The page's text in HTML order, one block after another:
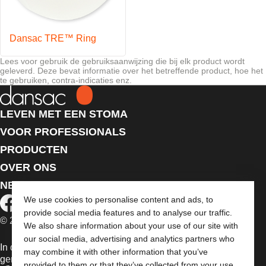
We use cookies to personalise content and ads, to
provide social media features and to analyse our traffic.
We also share information about your use of our site with
our social media, advertising and analytics partners who
may combine it with other information that you’ve
Dansac TRE™ Ring
Lees voor gebruik de gebruiksaanwijzing die bij elk product wordt
geleverd. Deze bevat informatie over het betreffende product, hoe het
te gebruiken, contra-indicaties enz.
LEVEN MET EEN STOMA
VOOR PROFESSIONALS
PRODUCTEN
OVER ONS
NEEM CONTACT MET ONS OP
© 2026 Dansac A/S. Alle rechten voorbehouden.
In de EU verkochte medische hulpmiddelen dienen
gemarkeerd te zijn met een van de volgende symbolen: